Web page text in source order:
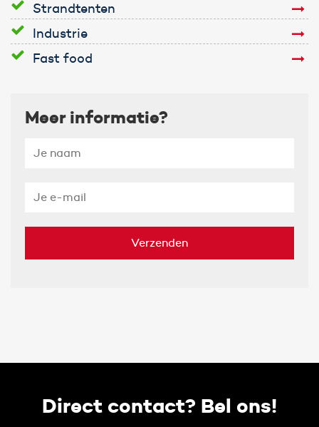
Strandtenten
Industrie
Fast food
Meer informatie?
Direct contact? Bel ons!